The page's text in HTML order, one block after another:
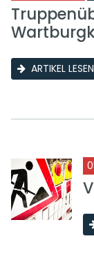
ARTIKEL LESEN